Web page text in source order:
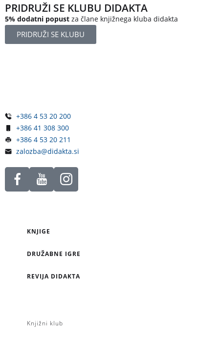
PRIDRUŽI SE KLUBU DIDAKTA
5% dodatni popust za člane knjižnega kluba didakta
PRIDRUŽI SE KLUBU
+386 4 53 20 200
+386 41 308 300
+386 4 53 20 211
zalozba@didakta.si
KNJIGE
DRUŽABNE IGRE
REVIJA DIDAKTA
Knjižni klub